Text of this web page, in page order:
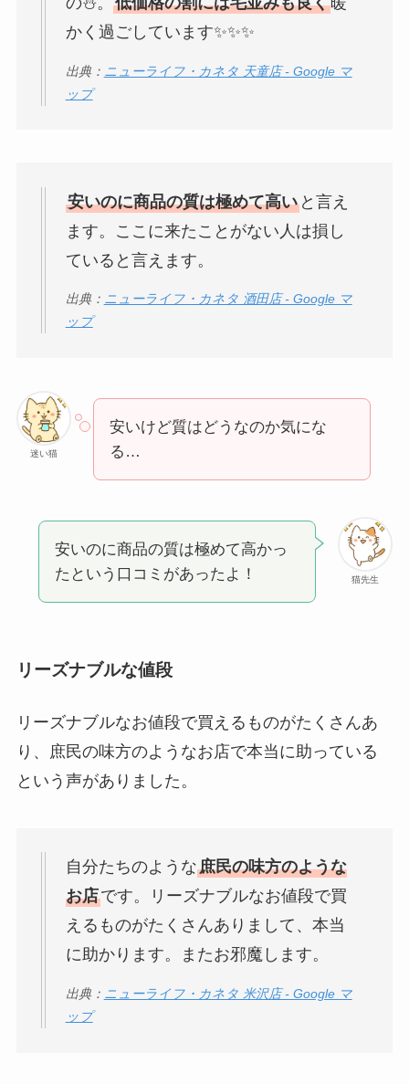
かく過ごしています✨✨✨
出典： ニューライフ・カネタ 天童店 - Google マ
ップ
安いのに商品の質は極めて高いと言え
ます。ここに来たことがない人は損し
ていると言えます。
出典： ニューライフ・カネタ 酒田店 - Google マ
ップ
迷い猫
安いけど質はどうなのか気にな
る…
猫先生
安いのに商品の質は極めて高かっ
たという口コミがあったよ！
リーズナブルな値段
リーズナブルなお値段で買えるものがたくさんあ
り、庶民の味方のようなお店で本当に助っている
という声がありました。
自分たちのような庶民の味方のような
お店です。リーズナブルなお値段で買
えるものがたくさんありまして、本当
に助かります。またお邪魔します。
出典： ニューライフ・カネタ 米沢店 - Google マ
ップ